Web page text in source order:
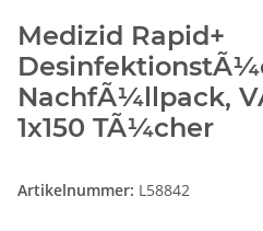
Medizid Rapid+
NachfÃ¼llpack,
1x150 TÃ¼cher
Artikelnummer: L58842